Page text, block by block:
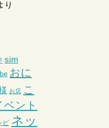
り
sim
おに
お店 こ
ベント
ビ ネッ